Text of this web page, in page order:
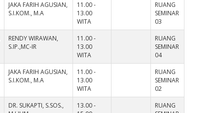
JAKA FARIH AGUSIAN,
S.I.KOM., M.A
11.00 -
13.00
WITA
RUANG
SEMINAR
03
RENDY WIRAWAN,
S.IP.,MC-IR
11.00 -
13.00
WITA
RUANG
SEMINAR
04
JAKA FARIH AGUSIAN,
S.I.KOM., M.A
11.00 -
13.00
WITA
RUANG
SEMINAR
02
DR. SUKAPTI, S.SOS.,
13.00 -
RUANG